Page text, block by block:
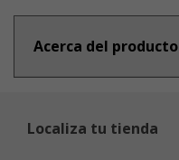
Acerca del producto
Localiza tu tienda